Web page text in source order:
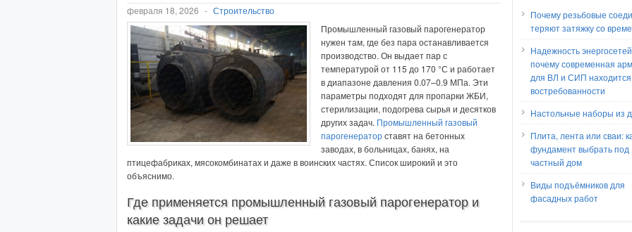
февраля 18, 2026 - Строительство
Промышленный газовый парогенератор
нужен там, где без пара останавливается
производство. Он выдает пар с
температурой от 115 до 170 °С и работает
в диапазоне давления 0.07–0.9 МПа. Эти
параметры подходят для пропарки ЖБИ,
стерилизации, подогрева сырья и десятков
других задач. Промышленный газовый
парогенераторставят на бетонных
заводах, в больницах, банях, на
птицефабриках, мясокомбинатах и даже в воинских частях. Список широкий и это
объяснимо.
Где применяется промышленный газовый парогенератор и
какие задачи он решает
Почему резьбовые
теряют затяжку со
Надежность
почему современная
для ВЛ и СИП находится
востребованности
Настольные наборы из
Плита, лента или сваи:
фундамент выбрать под
частный дом
Виды подъёмников для
фасадных работ